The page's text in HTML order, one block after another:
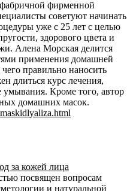
фабричной фирменной
советуют начинать
уже с 25 лет с целью
здорового цвета и
Алена Морская делится
применения домашней
правильно наносить
длиться курс лечения,
Кроме того, автор
домашних масок.
за кожей лица
посвящен вопросам
и натуральной